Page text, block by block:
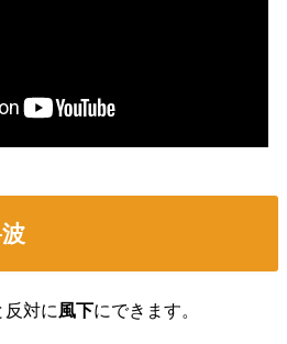
反対に風下にできます。